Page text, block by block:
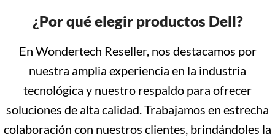
¿Por qué elegir productos Dell?
En Wondertech Reseller, nos destacamos por
nuestra amplia experiencia en la industria
tecnológica y nuestro respaldo para ofrecer
soluciones de alta calidad. Trabajamos en estrecha
colaboración con nuestros clientes, brindándoles la